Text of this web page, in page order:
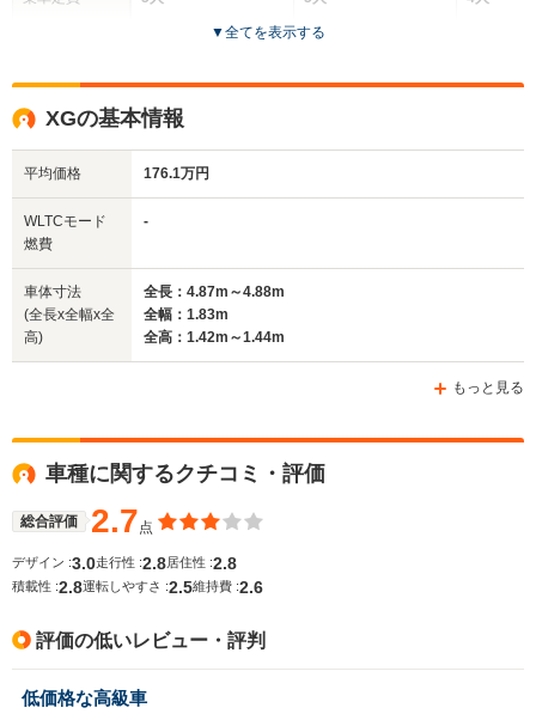
サイズ
(全長x全幅x全高)
WLTCモード
燃費
5ドア
▼全てを表示する
XGの基本情報
平均価格 176.1万円
WLTCモード
燃費
-
車体寸法
(全長x全幅x全
高)
全長：4.87m～4.88m
全幅：1.83m
全高：1.42m～1.44m
もっと見る
車種に関するクチコミ・評価
総合評価 2.7点
デザイン :3.0走行性 :2.8 居住性 :2.8
積載性 :2.8運転しやすさ :2.5維持費 :2.6
評価の低いレビュー・評判
低価格な高級車